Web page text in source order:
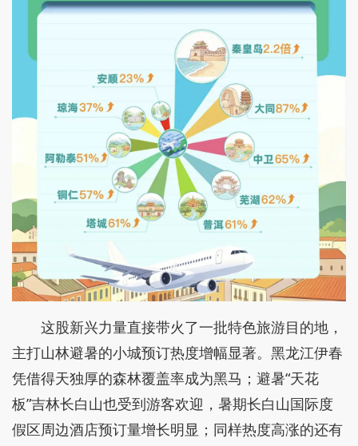
这股新兴力量直接带火了一批特色旅游目的地，
主打山林避暑的小城预订热度增幅显著。黑龙江伊春
凭借得天独厚的森林覆盖率成为黑马；避暑“天花
板”吉林长白山也受到游客欢迎，暑期长白山国际度
假区周边酒店预订量增长明显；同样热度高涨的还有